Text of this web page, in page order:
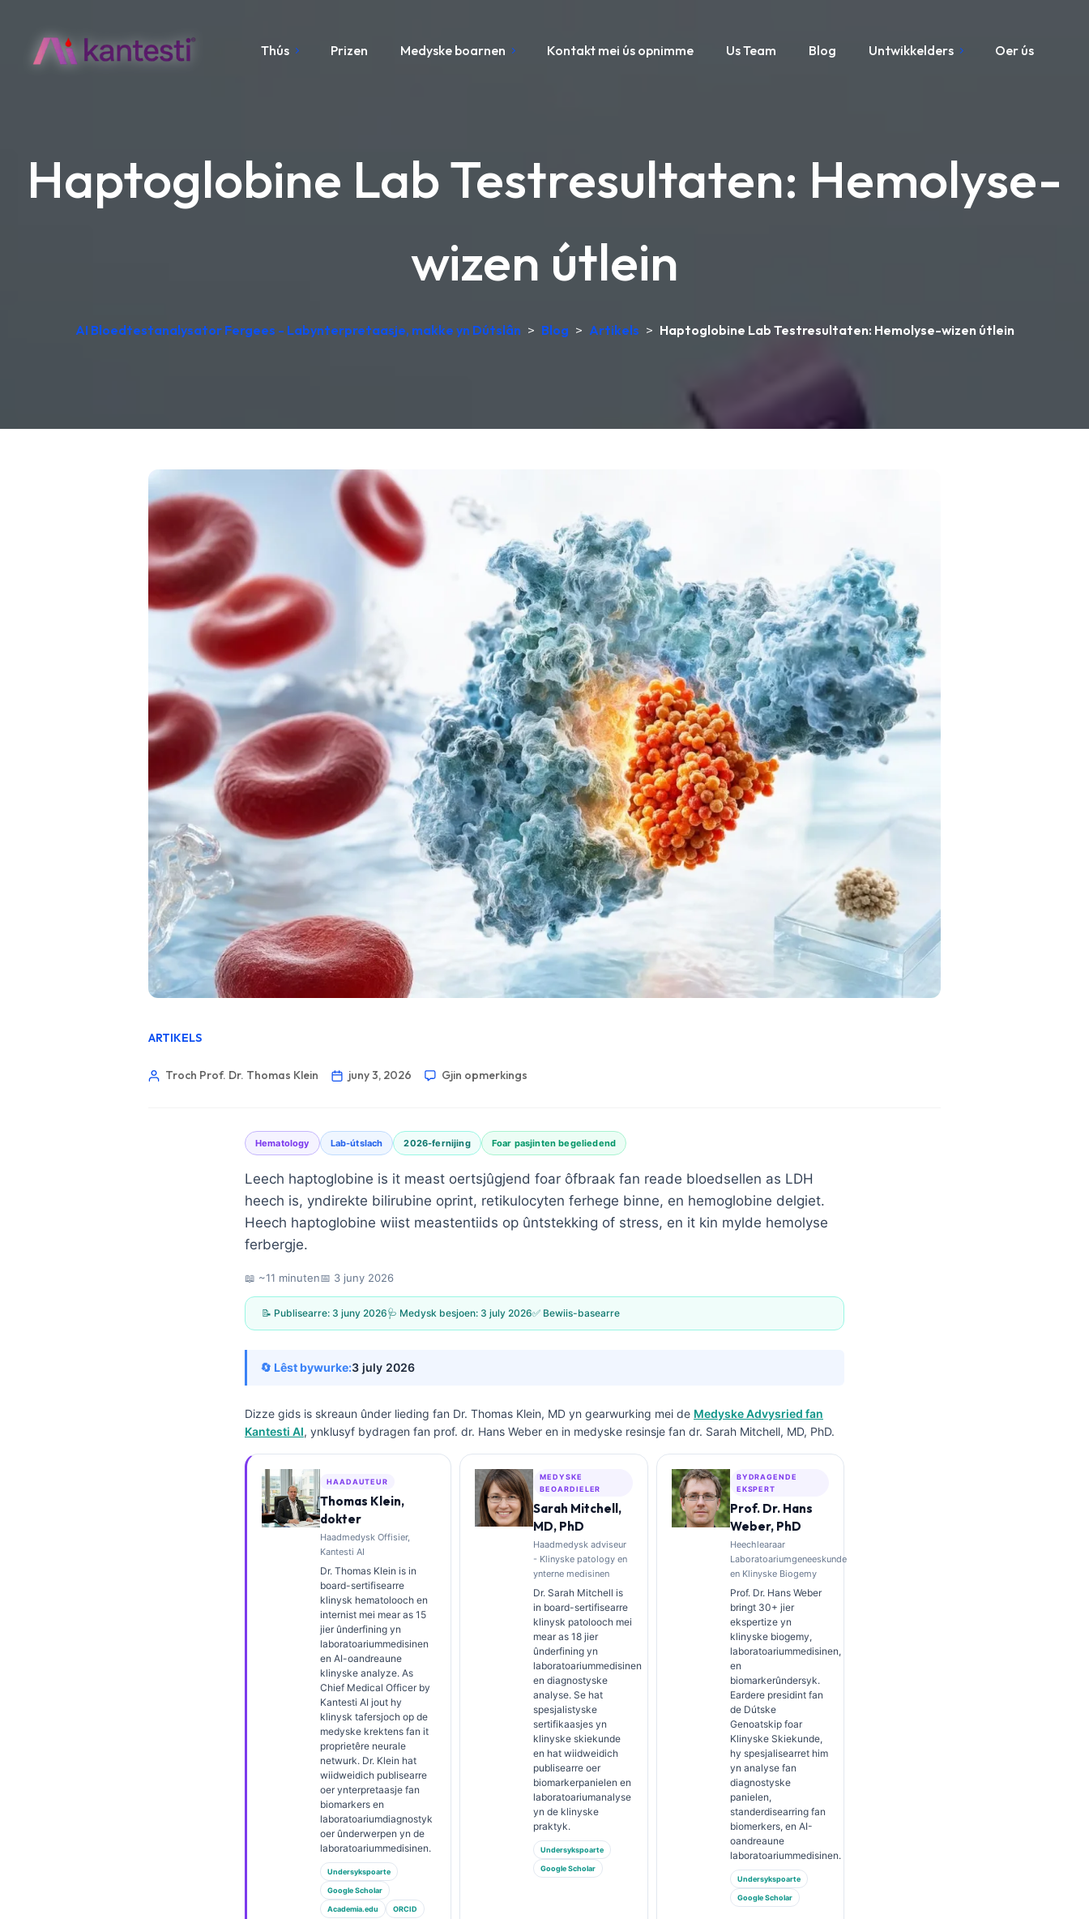
Thús Prizen Medyske boarnen Kontakt mei ús opnimme Us Team Blog Untwikkelders Oer ús
Haptoglobine Lab Testresultaten: Hemolyse-
wizen útlein
AI Bloedtestanalysator Fergees - Labynterpretaasje, makke yn Dútslân > Blog > Artikels > Haptoglobine Lab Testresultaten: Hemolyse-wizen útlein
ARTIKELS
Troch Prof. Dr. Thomas Klein juny 3, 2026 Gjin opmerkings
Hematology Lab-útslach 2026-fernijing Foar pasjinten begeliedend
Leech haptoglobine is it meast oertsjûgjend foar ôfbraak fan reade bloedsellen as LDH
heech is, yndirekte bilirubine oprint, retikulocyten ferhege binne, en hemoglobine delgiet.
Heech haptoglobine wiist meastentiids op ûntstekking of stress, en it kin mylde hemolyse
ferbergje.
📖 ~11 minuten📅 3 juny 2026
📝 Publisearre: 3 juny 2026🩺 Medysk besjoen: 3 july 2026✅ Bewiis-basearre
🔄 Lêst bywurke:3 july 2026
Dizze gids is skreaun ûnder lieding fan Dr. Thomas Klein, MD yn gearwurking mei de Medyske Advysried fan
Kantesti AI, ynklusyf bydragen fan prof. dr. Hans Weber en in medyske resinsje fan dr. Sarah Mitchell, MD, PhD.
HAADAUTEUR
Thomas Klein,
dokter
Haadmedysk Offisier,
Kantesti AI
Dr. Thomas Klein is in
board-sertifisearre
klinysk hematolooch en
internist mei mear as 15
jier ûnderfining yn
laboratoariummedisinen
en AI-oandreaune
klinyske analyze. As
Chief Medical Officer by
Kantesti AI jout hy
klinysk tafersjoch op de
medyske krektens fan it
proprietêre neurale
netwurk. Dr. Klein hat
wiidweidich publisearre
oer ynterpretaasje fan
biomarkers en
laboratoariumdiagnostyk
oer ûnderwerpen yn de
laboratoariummedisinen.
Undersykspoarte
Google Scholar
Academia.edu ORCID
MEDYSKE
BEOARDIELER
Sarah Mitchell,
MD, PhD
Haadmedysk adviseur
- Klinyske patology en
ynterne medisinen
Dr. Sarah Mitchell is
in board-sertifisearre
klinysk patolooch mei
mear as 18 jier
ûnderfining yn
laboratoariummedisinen
en diagnostyske
analyse. Se hat
spesjalistyske
sertifikaasjes yn
klinyske skiekunde
en hat wiidweidich
publisearre oer
biomarkerpanielen en
laboratoariumanalyse
yn de klinyske
praktyk.
Undersykspoarte
Google Scholar
BYDRAGENDE
EKSPERT
Prof. Dr. Hans
Weber, PhD
Heechlearaar
Laboratoariumgeneeskunde
en Klinyske Biogemy
Prof. Dr. Hans Weber
bringt 30+ jier
ekspertize yn
klinyske biogemy,
laboratoariummedisinen,
en
biomarkerûndersyk.
Eardere presidint fan
de Dútske
Genoatskip foar
Klinyske Skiekunde,
hy spesjalisearret him
yn analyse fan
diagnostyske
panielen,
standerdisearring fan
biomerkers, en AI-
oandreaune
laboratoariummedisinen.
Undersykspoarte
Google Scholar